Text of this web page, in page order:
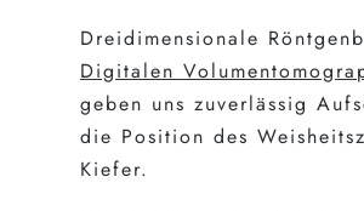
Dreidimensionale
Digitalen
geben uns zuverlässig
die Position des
Kiefer.